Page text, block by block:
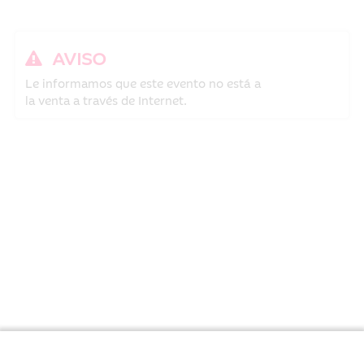
AVISO
Le informamos que este evento no está a
la venta a través de Internet.